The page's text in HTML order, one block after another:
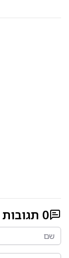
0 תגובות